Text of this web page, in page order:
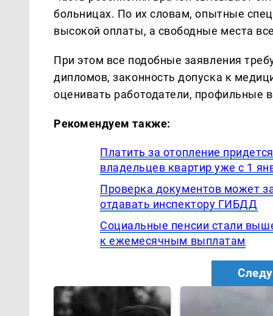
больницах. По их словам, опытные
высокой оплаты, а свободные места
При этом все подобные заявления
дипломов, законность допуска к
оценивать работодатели, профильные
Рекомендуем также:
Платить за отопление
владельцев квартир уже с 1
Проверка документов может
отдавать инспектору ГИБДД
Социальные пенсии стали
к ежемесячным выплатам